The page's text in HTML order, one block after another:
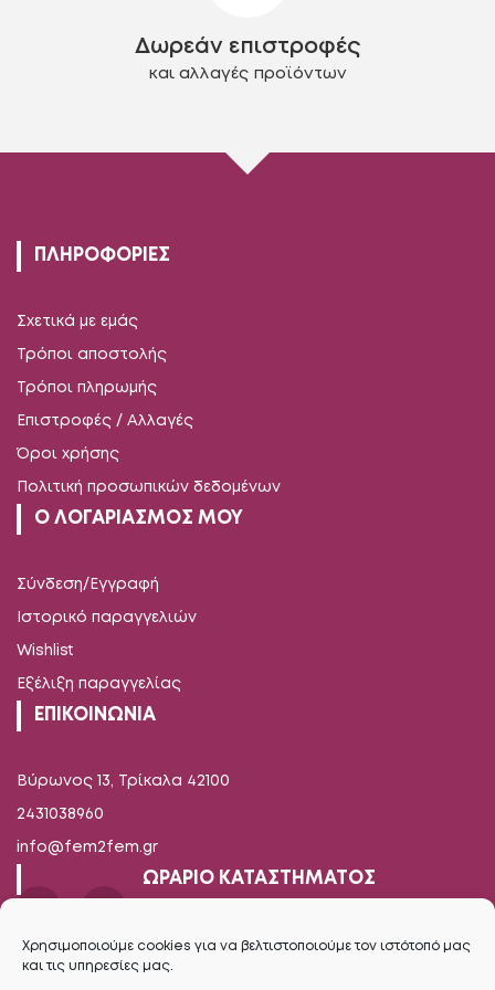
Χρησιμοποιούμε cookies για να βελτιστοποιούμε τον ιστότοπό μας
και τις υπηρεσίες μας.
Δωρεάν επιστροφές
και αλλαγές προϊόντων
ΠΛΗΡΟΦΟΡΙΕΣ
Σχετικά με εμάς
Τρόποι αποστολής
Τρόποι πληρωμής
Επιστροφές / Αλλαγές
Όροι χρήσης
Πολιτική προσωπικών δεδομένων
Ο ΛΟΓΑΡΙΑΣΜΟΣ ΜΟΥ
Σύνδεση/Εγγραφή
Ιστορικό παραγγελιών
Wishlist
Εξέλιξη παραγγελίας
ΕΠΙΚΟΙΝΩΝΙΑ
Βύρωνος 13, Τρίκαλα 42100
2431038960
info@fem2fem.gr
ΩΡΑΡΙΟ ΚΑΤΑΣΤΗΜΑΤΟΣ
Δευτέρα-Παρασκευή